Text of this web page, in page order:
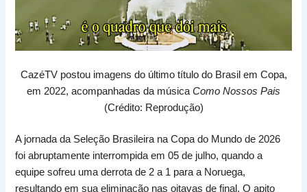
CazéTV postou imagens do último título do Brasil em Copa,
em 2022, acompanhadas da músicaComo Nossos Pais
(Crédito: Reprodução)
A jornada da Seleção Brasileira na Copa do Mundo de 2026
foi abruptamente interrompida em 05 de julho, quando a
equipe sofreu uma derrota de 2 a 1 para a Noruega,
resultando em sua eliminação nas oitavas de final. O apito